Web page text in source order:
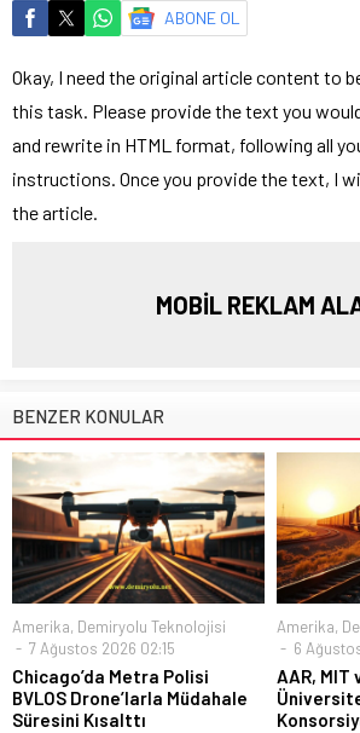
ABONE OL
Okay, I need the original article content to
this task. Please provide the text you
and rewrite in HTML format, following all
instructions. Once you provide the text, I
the article.
MOBİL REKLAM
BENZER KONULAR
Amerika, Demiryolu Teknolojisi
7 Ağustos 2026 02:15
Chicago’da Metra Polisi
BVLOS Drone’larla Müdahale
Süresini Kısalttı
Amerika,
6
AAR, MIT